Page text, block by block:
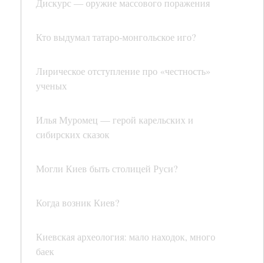
Дискурс — оружие массового поражения
Кто выдумал татаро-монгольское иго?
Лирическое отступление про «честность»
ученых
Илья Муромец — герой карельских и
сибирских сказок
Могли Киев быть столицей Руси?
Когда возник Киев?
Киевская археология: мало находок, много
баек